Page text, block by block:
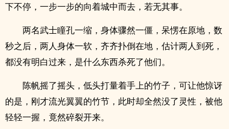
下不停，一步一步的向着城中而去，若无其事。
两名武士瞳孔一缩，身体骤然一僵，呆愣在原地，数
秒之后，两人身体一软，齐齐扑倒在地，估计两人到死，
都没有明白过来，是什么东西杀死了他们。
陈帆摇了摇头，低头打量着手上的竹子，可让他惊讶
的是，刚才流光翼翼的竹节，此时却全然没了灵性，被他
轻轻一握，竟然碎裂开来。